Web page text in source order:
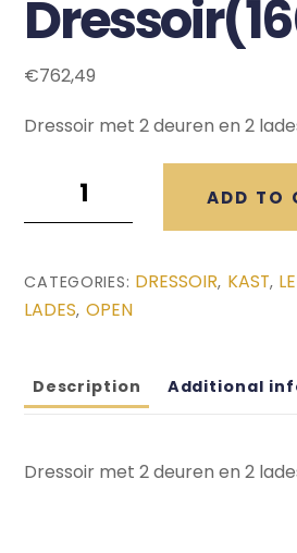
€762,49
Dressoir met 2 deuren en 2
Dressoir(160x40x80)
ADD TO
CATEGORIES: DRESSOIR, KAST,
LADES, OPEN
Description Additional
Dressoir met 2 deuren en 2